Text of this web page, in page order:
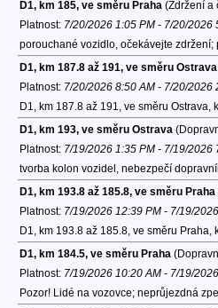
D1, km 185, ve směru Praha (Zdržení a
Platnost: 7/20/2026 1:05 PM - 7/20/2026
porouchané vozidlo, očekávejte
D1, km 187.8 až 191, ve směru Ostrava
Platnost: 7/20/2026 8:50 AM - 7/20/2026
D1, km 187.8 až 191, ve směru Ostrava,
D1, km 193, ve směru Ostrava
Platnost: 7/19/2026 1:35 PM - 7/19/2026
tvorba kolon vozidel, nebezpečí
D1, km 193.8 až 185.8, ve směru Praha
Platnost: 7/19/2026 12:39 PM - 7/19/
D1, km 193.8 až 185.8, ve směru Praha,
D1, km 184.5, ve směru Praha
Platnost: 7/19/2026 10:20 AM - 7/19/
Pozor! Lidé na vozovce; neprůjezdná